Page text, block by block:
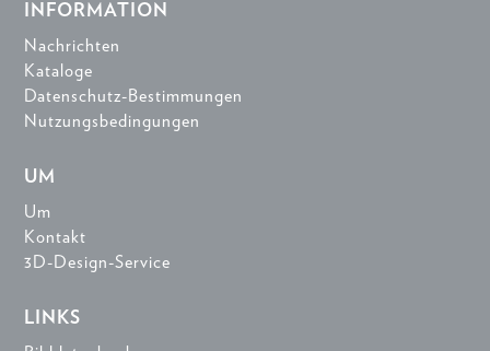
INFORMATION
Nachrichten
Kataloge
Datenschutz-Bestimmungen
Nutzungsbedingungen
UM
Um
Kontakt
3D-Design-Service
LINKS